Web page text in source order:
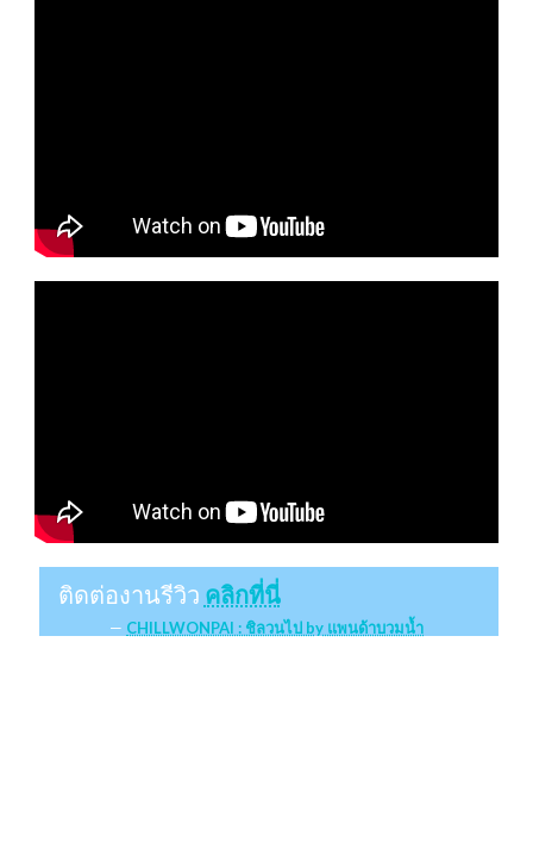
ติดต่องานรีวิว คลิกที่นี่
CHILLWONPAI : ชิลวนไป by แพนด้าบวมน้ำ